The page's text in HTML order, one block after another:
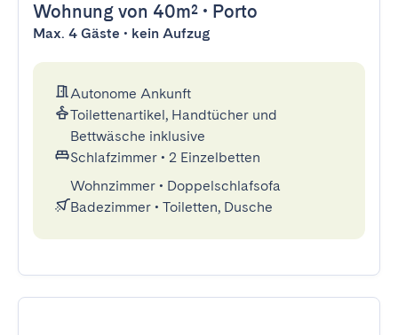
Wohnung von 40m² • Porto
Max. 4 Gäste • kein Aufzug
Autonome Ankunft
Toilettenartikel, Handtücher und
Bettwäsche inklusive
Schlafzimmer • 2 Einzelbetten
Wohnzimmer • Doppelschlafsofa
Badezimmer • Toiletten, Dusche